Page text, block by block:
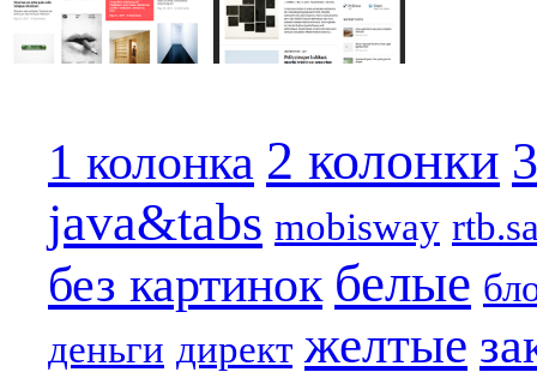
1 колонка 2 колонки
java&tabs mobisway
без картинок белые
деньги директ желтые